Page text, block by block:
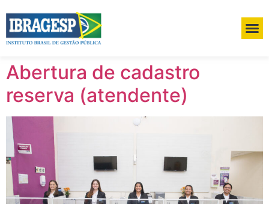
Abertura de cadastro
reserva (atendente)